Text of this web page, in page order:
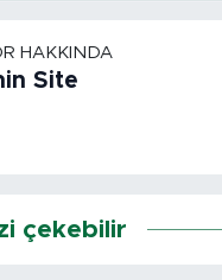
HAKKINDA
Site
çekebilir